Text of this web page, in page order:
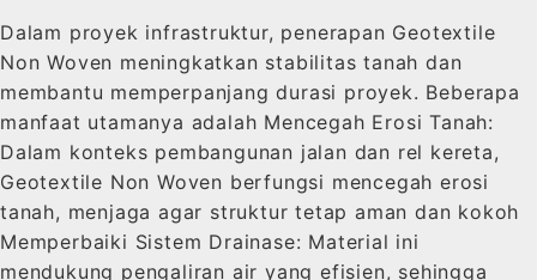
Dalam proyek infrastruktur, penerapan Geotextile
Non Woven meningkatkan stabilitas tanah dan
membantu memperpanjang durasi proyek. Beberapa
manfaat utamanya adalah Mencegah Erosi Tanah:
Dalam konteks pembangunan jalan dan rel kereta,
Geotextile Non Woven berfungsi mencegah erosi
tanah, menjaga agar struktur tetap aman dan kokoh
Memperbaiki Sistem Drainase: Material ini
mendukung pengaliran air yang efisien, sehingga